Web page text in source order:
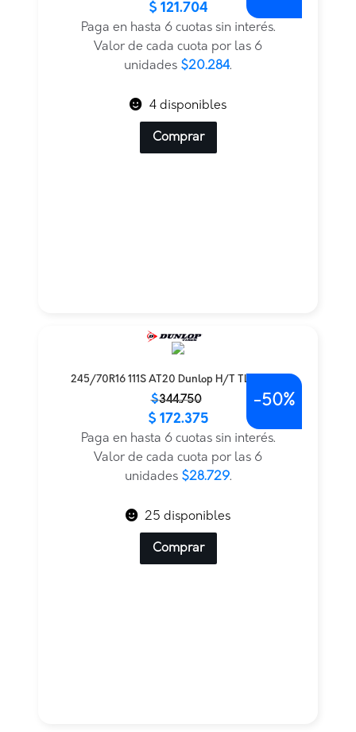
original
actual
$ 121.704
Paga en hasta 6 cuotas sin interés.
Valor de cada cuota por las 6
unidades $20.284.
4 disponibles
Comprar
245/70R16 111S AT20 Dunlop H/T TL — THA
$344.750
original
actual
$ 172.375
Paga en hasta 6 cuotas sin interés.
Valor de cada cuota por las 6
unidades $28.729.
-50%
25 disponibles
Comprar